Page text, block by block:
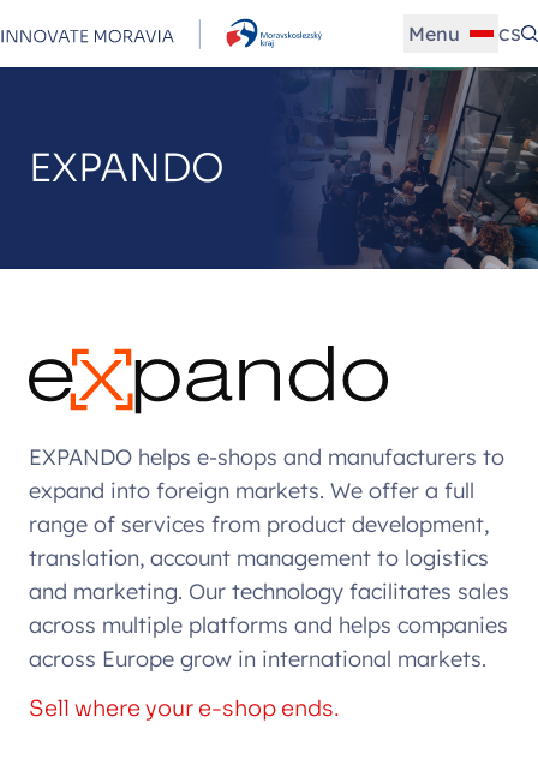
Menu CS
EXPANDO
EXPANDO helps e-shops and manufacturers to
expand into foreign markets. We offer a full
range of services from product development,
translation, account management to logistics
and marketing. Our technology facilitates sales
across multiple platforms and helps companies
across Europe grow in international markets.
Sell where your e-shop ends.